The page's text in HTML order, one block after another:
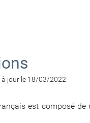
à jour le 18/03/2022
est composé